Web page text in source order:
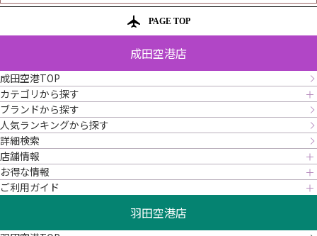
PAGE TOP
成田空港店
成田空港TOP
カテゴリから探す
ブランドから探す
人気ランキングから探す
詳細検索
店舗情報
お得な情報
ご利用ガイド
羽田空港店